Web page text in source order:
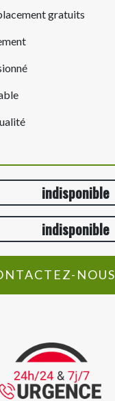
gratuits
indisponible
indisponible
NOUS